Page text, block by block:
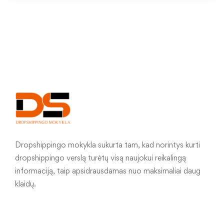
Dropshippingo mokykla sukurta tam, kad norintys kurti
dropshippingo verslą turėtų visą naujokui reikalingą
informaciją, taip apsidrausdamas nuo maksimaliai daug
klaidų.